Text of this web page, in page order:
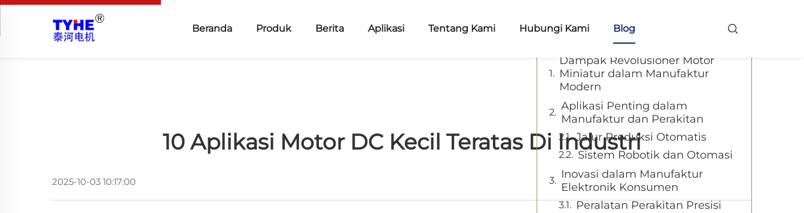
Beranda Produk Berita Aplikasi Tentang Kami Hubungi Kami Blog
10 Aplikasi Motor DC Kecil Teratas Di Industri
2025-10-03 10:17:00
Daftar Isi
Dampak Revolusioner Motor
Miniatur dalam Manufaktur
Modern
Aplikasi Penting dalam
Manufaktur dan Perakitan
Jalur Produksi Otomatis
Sistem Robotik dan Otomasi
Inovasi dalam Manufaktur
Elektronik Konsumen
Peralatan Perakitan Presisi